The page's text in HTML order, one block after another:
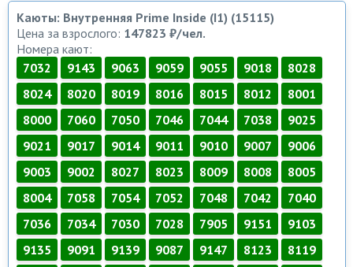
Каюты: Внутренняя Prime Inside (I1) (15115)
Цена за взрослого: 147823 ₽/чел.
Номера кают:
7032
9143 9063 9059 9055 9018
8028
8024
8020 8019 8016 8015 8012
8001
8000
7060 7050 7046 7044 7038
9025
9021
9017 9014 9011 9010 9007
9006
9003
9002 8027 8023 8009 8008
8005
8004
7058 7054 7052 7048 7042
7040
7036
7034 7030 7028 7905 9151
9103
9135
9091 9139 9087 9147 8123
8119